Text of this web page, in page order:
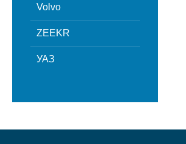
Volvo
ZEEKR
УАЗ